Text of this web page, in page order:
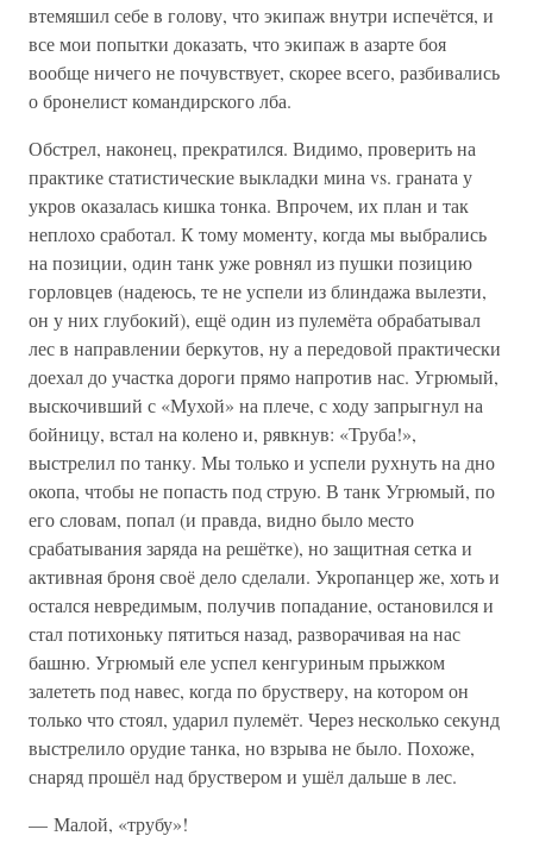
втемяшил себе в голову, что экипаж внутри испечётся, и
все мои попытки доказать, что экипаж в азарте боя
вообще ничего не почувствует, скорее всего, разбивались
о бронелист командирского лба.
Обстрел, наконец, прекратился. Видимо, проверить на
практике статистические выкладки мина vs. граната у
укров оказалась кишка тонка. Впрочем, их план и так
неплохо сработал. К тому моменту, когда мы выбрались
на позиции, один танк уже ровнял из пушки позицию
горловцев (надеюсь, те не успели из блиндажа вылезти,
он у них глубокий), ещё один из пулемёта обрабатывал
лес в направлении беркутов, ну а передовой практически
доехал до участка дороги прямо напротив нас. Угрюмый,
выскочивший с «Мухой» на плече, с ходу запрыгнул на
бойницу, встал на колено и, рявкнув: «Труба!»,
выстрелил по танку. Мы только и успели рухнуть на дно
окопа, чтобы не попасть под струю. В танк Угрюмый, по
его словам, попал (и правда, видно было место
срабатывания заряда на решётке), но защитная сетка и
активная броня своё дело сделали. Укропанцер же, хоть и
остался невредимым, получив попадание, остановился и
стал потихоньку пятиться назад, разворачивая на нас
башню. Угрюмый еле успел кенгуриным прыжком
залететь под навес, когда по брустверу, на котором он
только что стоял, ударил пулемёт. Через несколько секунд
выстрелило орудие танка, но взрыва не было. Похоже,
снаряд прошёл над бруствером и ушёл дальше в лес.
— Малой, «трубу»!